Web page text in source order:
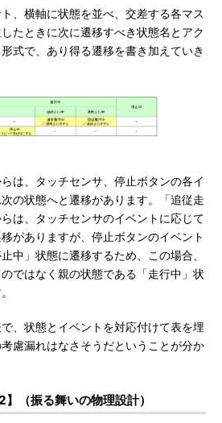
、横軸に状態を並べ、交差する各マス
たときに次に遷移すべき状態名とアク
式で、あり得る遷移を書き加えていき
は、タッチセンサ、停止ボタンの各イ
の状態へと遷移があります。「追従走
は、タッチセンサのイベントに応じて
がありますが、停止ボタンのイベント
中」状態に遷移するため、この場合、
ではなく親の状態である「走行中」状
、状態とイベントを対応付けて表を埋
慮漏れはなさそうだということが分か
（振る舞いの物理設計）